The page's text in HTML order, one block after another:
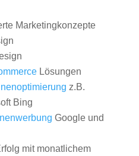
Marketingkonzepte
Lösungen
z.B.
Bing
Google und
mit monatlichem